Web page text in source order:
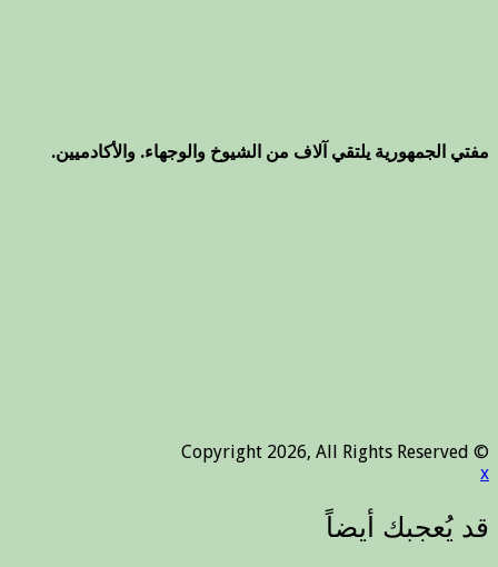
مفتي الجمهورية يلتقي آلاف من الشيوخ والوجهاء. والأكادميين.
© Copyright 2026, All Rights Reserved
x